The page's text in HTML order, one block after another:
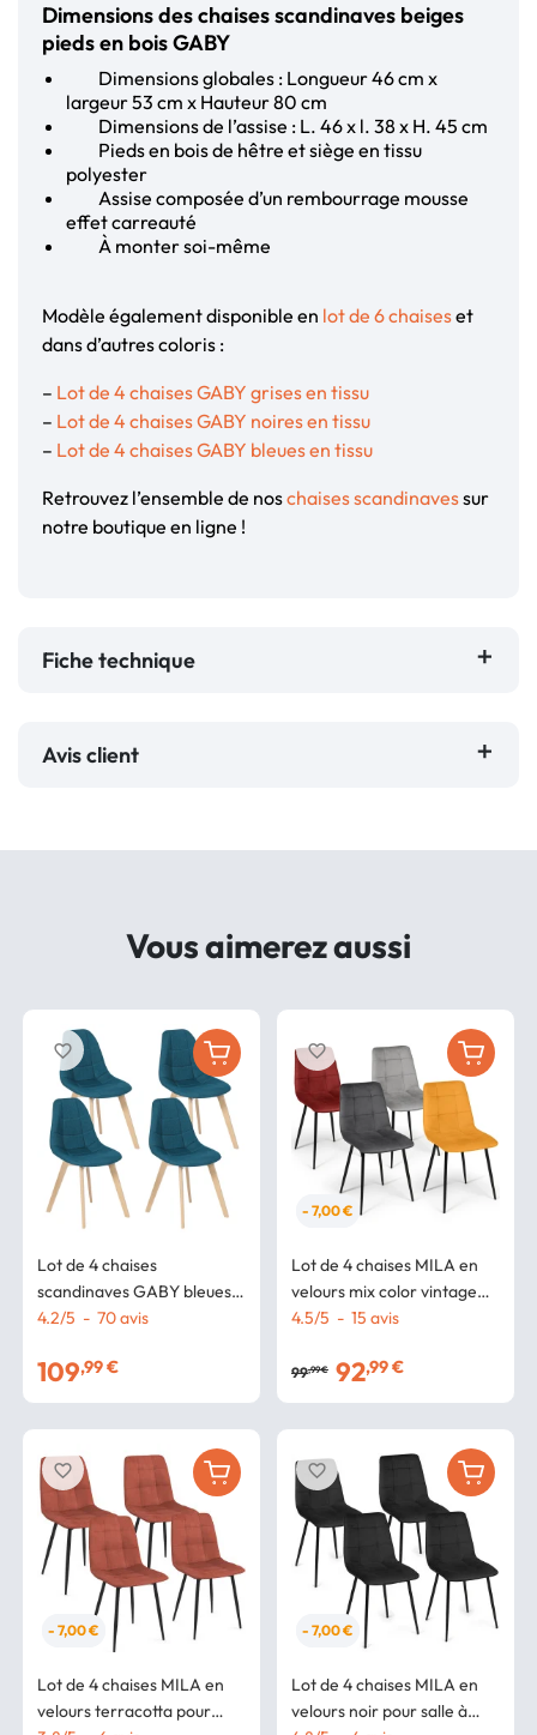
Dimensions des chaises scandinaves beiges
pieds en bois GABY
Dimensions globales : Longueur 46 cm x
largeur 53 cm x Hauteur 80 cm
Dimensions de l’assise : L. 46 x l. 38 x H. 45 cm
Pieds en bois de hêtre et siège en tissu
polyester
Assise composée d’un rembourrage mousse
effet carreauté
À monter soi-même
Modèle également disponible en lot de 6 chaiseset
dans d’autres coloris :
– Lot de 4 chaises GABY grises en tissu
– Lot de 4 chaises GABY noires en tissu
– Lot de 4 chaises GABY bleues en tissu
Retrouvez l’ensemble de noschaises scandinavessur
notre boutique en ligne !
Fiche technique
Avis client
Vous aimerez aussi
Lot de 4 chaises
scandinaves GABY bleues
en tissu pour salle à manger
4.2/5 - 70avis
109,99 €
favorite_border
- 7,00 €
Lot de 4 chaises MILA en
velours terracotta pour
favorite_border
- 7,00 €
Lot de 4 chaises MILA en
velours mix color vintage
bordeaux, gris foncé, gris
4.5/5 - 15 avis
99,99 € 92,99 €
favorite_border
- 7,00 €
Lot de 4 chaises MILA en
velours noir pour salle à
favorite_border